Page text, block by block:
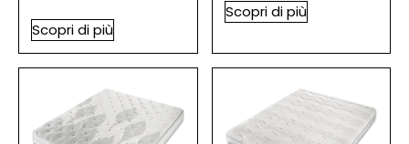
Scopri di più
Scopri di più